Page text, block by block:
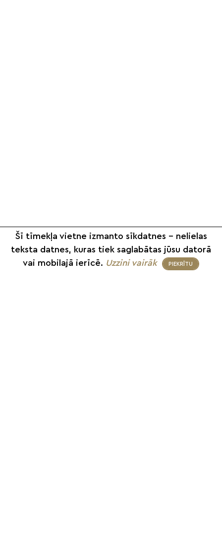
Šī tīmekļa vietne izmanto sīkdatnes – nelielas
teksta datnes, kuras tiek saglabātas jūsu datorā
vai mobilajā ierīcē. Uzzini vairāk PIEKRĪTU